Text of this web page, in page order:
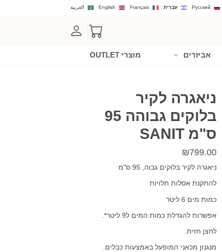
العربية English Français עִבְרִית Русский
אביזרים מוצרי OUTLET
ניאגרה לקיר
בלוקים גבוהה 95
ס"מ SANIT
₪799.00
ניאגרה לקיר בלוקים גבוה, 95 ס"מ
להתקנת אסלות תלויות
כמות מים 6 ליטר
אפשרות להגדלת כמות המים ל9 ליטר*.
לחצן חזית.
מנגנון מכאני המופעל באמצעות כבלים.